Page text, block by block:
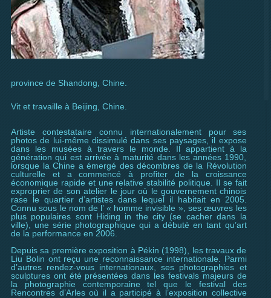
province de Shandong , Chine.
Vit et travaille à Beijing, Chine.
Artiste contestataire connu internationalement pour ses
photos de lui-même dissimulé dans ses paysages, il expose
dans les musées à travers le monde. Il appartient à la
génération qui est arrivée à maturité dans les années 1990,
lorsque la Chine a émergé des décombres de la Révolution
culturelle et a commencé à profiter de la croissance
économique rapide et une relative stabilité politique. Il se fait
exproprier de son atelier le jour où le gouvernement chinois
rase le quartier d’artistes dans lequel il habitait en 2005.
Connu sous le nom de l’ « homme invisible », ses œuvres les
plus populaires sont Hiding in the city (se cacher dans la
ville), une série photographique qui a débuté en tant qu’art
de la performance en 2006.
Depuis sa première exposition à Pékin (1998), les travaux de
Liu Bolin ont reçu une reconnaissance internationale. Parmi
d’autres rendez-vous internationaux, ses photographies et
sculptures ont été présentées dans les festivals majeurs de
la photographie contemporaine tel que le festival des
Rencontres d’Arles où il a participé à l’exposition collective